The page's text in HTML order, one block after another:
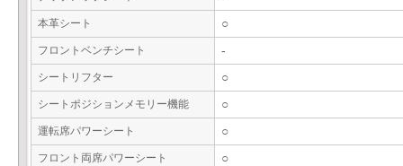
本革シート ○
フロントベンチシート -
シートリフター ○
シートポジションメモリー機能 ○
運転席パワーシート ○
フロント両席パワーシート ○